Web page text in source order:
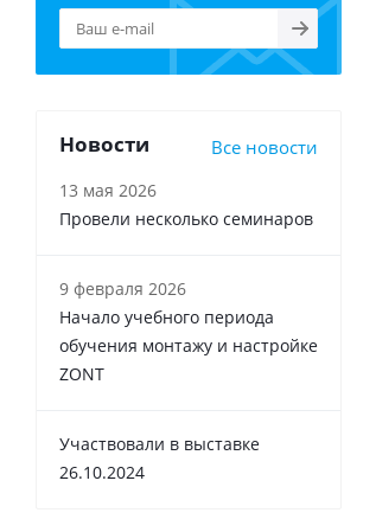
Новости Все новости
13 мая 2026
Провели несколько семинаров
9 февраля 2026
Начало учебного периода
обучения монтажу и настройке
ZONT
Участвовали в выставке
26.10.2024